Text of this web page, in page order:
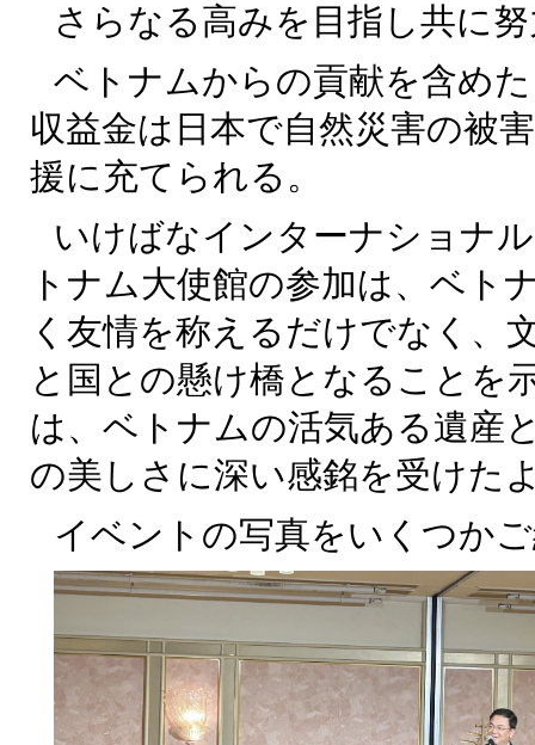
さらなる高みを目指し共に
ベトナムからの貢献を含め
収益金は日本で自然災害の被
援に充てられる。
いけばなインターナショナ
トナム大使館の参加は、ベト
く友情を称えるだけでなく、
と国との懸け橋となることを
は、ベトナムの活気ある遺産
の美しさに深い感銘を受けた
イベントの写真をいくつか